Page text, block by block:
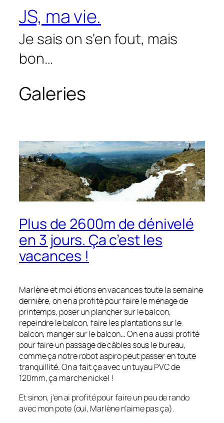
contenu
JS, ma vie.
Je sais on s'en fout, mais
bon…
Galeries
Plus de 2600m de dénivelé
en 3 jours. Ça c’est les
vacances !
Marlène et moi étions en vacances toute la semaine
dernière, on en a profité pour faire le ménage de
printemps, poser un plancher sur le balcon,
repeindre le balcon, faire les plantations sur le
balcon, manger sur le balcon… On en a aussi profité
pour faire un passage de câbles sous le bureau,
comme ça notre robot aspiro peut passer en toute
tranquillité. On a fait ça avec un tuyau PVC de
120mm, ça marche nickel !
Et sinon, j’en ai profité pour faire un peu de rando
avec mon pote (oui, Marlène n’aime pas ça).